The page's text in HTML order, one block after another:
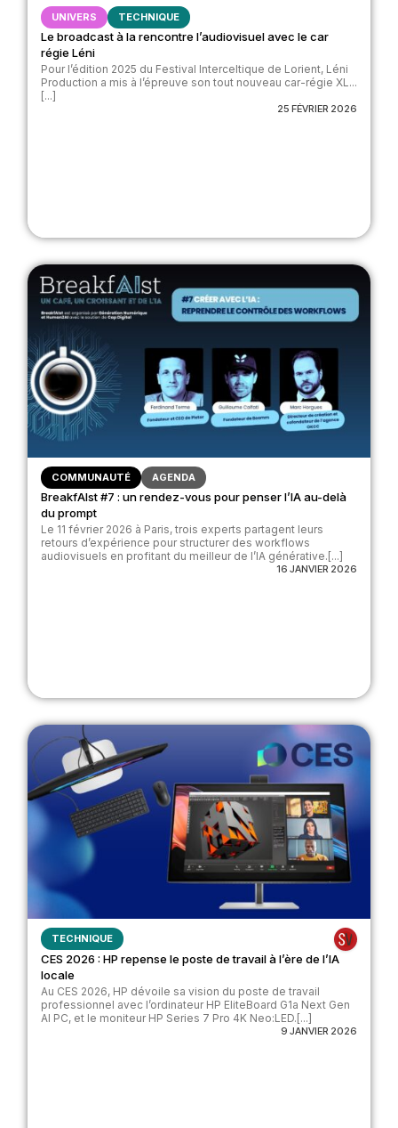
UNIVERS TECHNIQUE
Le broadcast à la rencontre l’audiovisuel avec le car
régie Léni
Pour l’édition 2025 du Festival Interceltique de Lorient, Léni
Production a mis à l’épreuve son tout nouveau car-régie XL...
[...]
25 FÉVRIER 2026
COMMUNAUTÉ AGENDA
BreakfAIst #7 : un rendez-vous pour penser l’IA au-delà
du prompt
Le 11 février 2026 à Paris, trois experts partagent leurs
retours d’expérience pour structurer des workflows
audiovisuels en profitant du meilleur de l’IA générative.[...]
16 JANVIER 2026
TECHNIQUE
CES 2026 : HP repense le poste de travail à l’ère de l’IA
locale
Au CES 2026, HP dévoile sa vision du poste de travail
professionnel avec l’ordinateur HP EliteBoard G1a Next Gen
AI PC, et le moniteur HP Series 7 Pro 4K Neo:LED.[...]
9 JANVIER 2026